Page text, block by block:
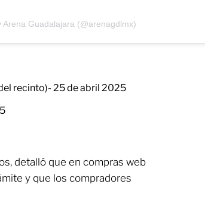
Arena Guadalajara (@arenagdlmx)
recinto)- 25 de abril 2025
detalló que en compras web
y que los compradores